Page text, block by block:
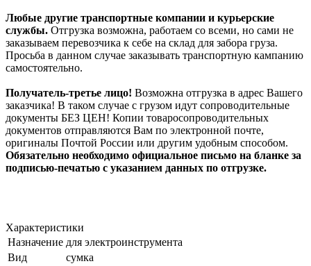
Любые другие транспортные компании и курьерские
службы. Отгрузка возможна, работаем со всеми, но сами не
заказываем перевозчика к себе на склад для забора груза.
Просьба в данном случае заказывать транспортную кампанию
самостоятельно.
Получатель-третье лицо! Возможна отгрузка в адрес Вашего
заказчика! В таком случае с грузом идут сопроводительные
документы БЕЗ ЦЕН! Копии товаросопроводительных
документов отправляются Вам по электронной почте,
оригиналы Почтой России или другим удобным способом.
Обязательно необходимо официальное письмо на бланке за
подписью-печатью с указанием данных по отгрузке.
Характеристики
Назначение для электроинструмента
Вид
сумка